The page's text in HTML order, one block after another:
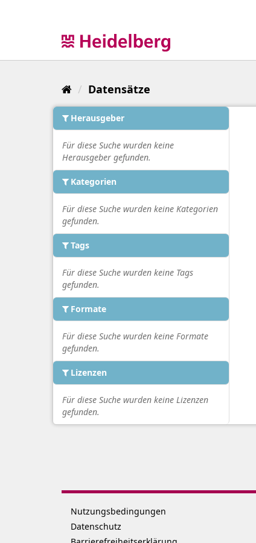
Datensätze
Herausgeber
Für diese Suche wurden keine
Herausgeber gefunden.
Kategorien
Für diese Suche wurden keine Kategorien
gefunden.
Tags
Für diese Suche wurden keine Tags
gefunden.
Formate
Für diese Suche wurden keine Formate
gefunden.
Lizenzen
Für diese Suche wurden keine Lizenzen
gefunden.
Nutzungsbedingungen
Datenschutz